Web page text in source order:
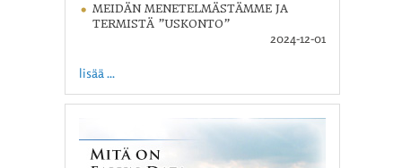
MEIDÄN MENETELMÄSTÄMME JA
TERMISTÄ ”USKONTO”
2024-12-01
lisää ...